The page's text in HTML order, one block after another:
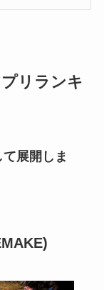
リランキ
展開しま